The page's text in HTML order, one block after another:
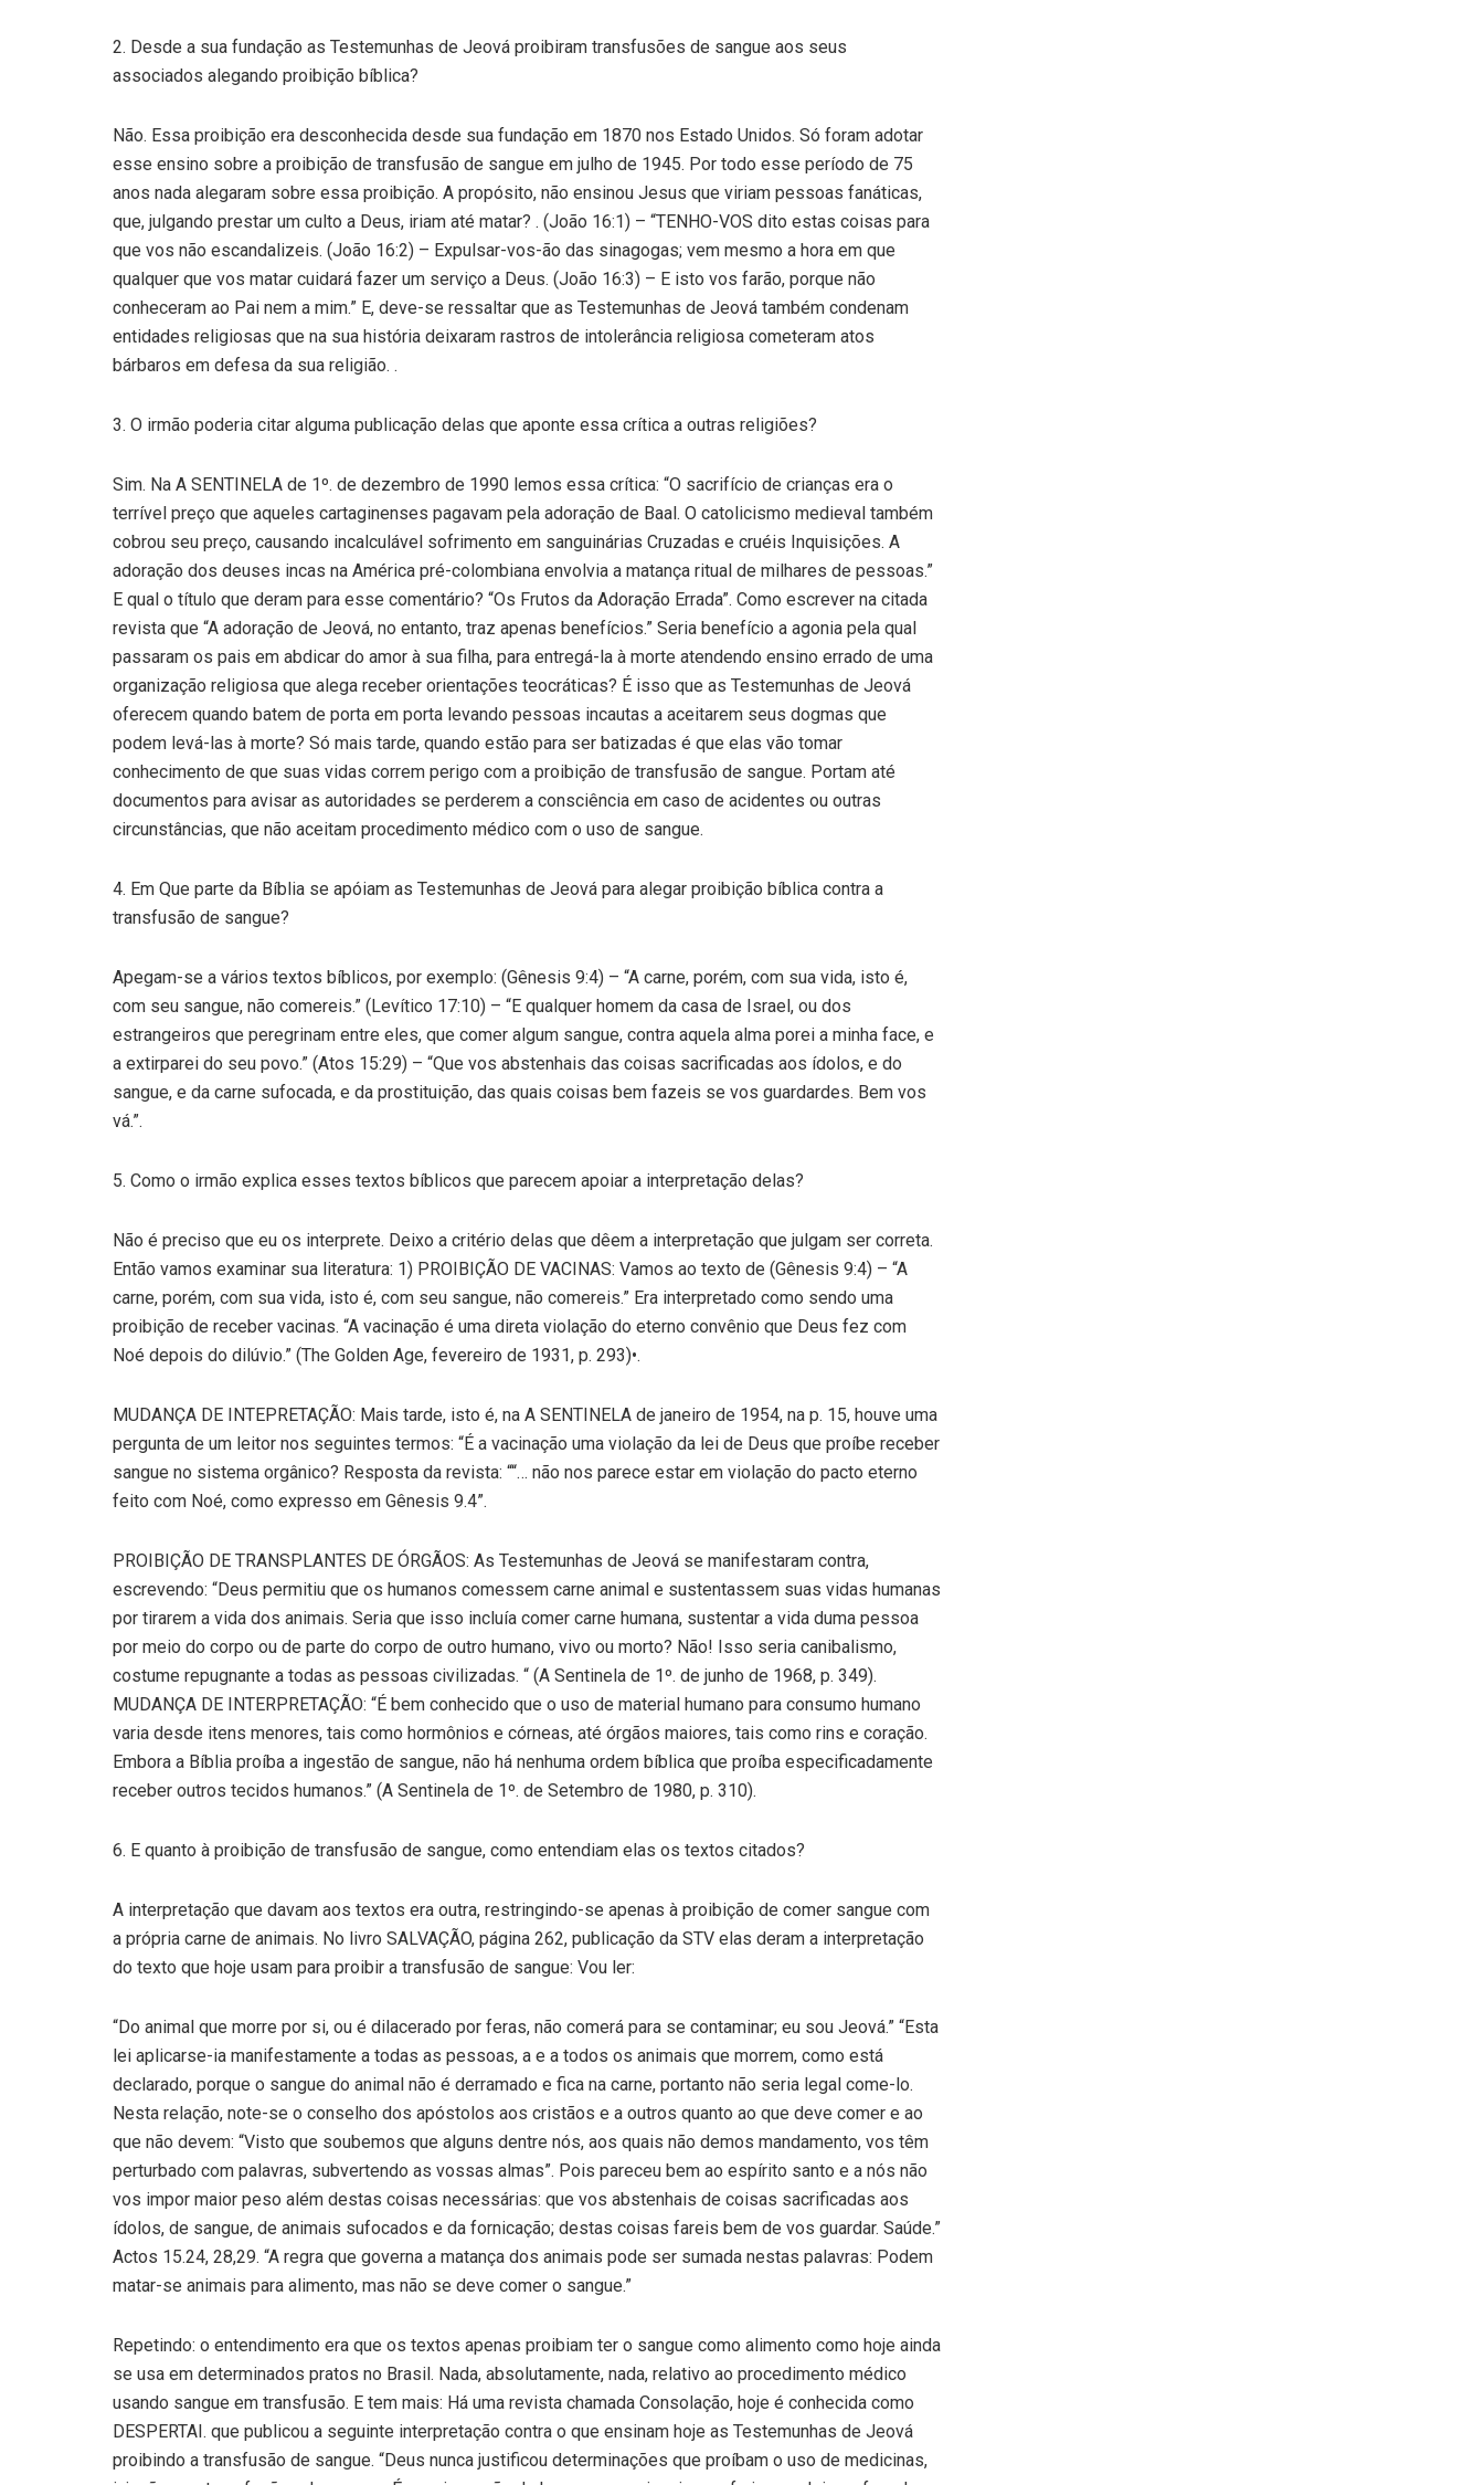
2. Desde a sua fundação as Testemunhas de Jeová proibiram transfusões de sangue aos seus
associados alegando proibição bíblica?
Não. Essa proibição era desconhecida desde sua fundação em 1870 nos Estado Unidos. Só foram adotar
esse ensino sobre a proibição de transfusão de sangue em julho de 1945. Por todo esse período de 75
anos nada alegaram sobre essa proibição. A propósito, não ensinou Jesus que viriam pessoas fanáticas,
que, julgando prestar um culto a Deus, iriam até matar? . (João 16:1) – “TENHO-VOS dito estas coisas para
que vos não escandalizeis. (João 16:2) – Expulsar-vos-ão das sinagogas; vem mesmo a hora em que
qualquer que vos matar cuidará fazer um serviço a Deus. (João 16:3) – E isto vos farão, porque não
conheceram ao Pai nem a mim.” E, deve-se ressaltar que as Testemunhas de Jeová também condenam
entidades religiosas que na sua história deixaram rastros de intolerância religiosa cometeram atos
bárbaros em defesa da sua religião. .
3. O irmão poderia citar alguma publicação delas que aponte essa crítica a outras religiões?
Sim. Na A SENTINELA de 1º. de dezembro de 1990 lemos essa crítica: “O sacrifício de crianças era o
terrível preço que aqueles cartaginenses pagavam pela adoração de Baal. O catolicismo medieval também
cobrou seu preço, causando incalculável sofrimento em sanguinárias Cruzadas e cruéis Inquisições. A
adoração dos deuses incas na América pré-colombiana envolvia a matança ritual de milhares de pessoas.”
E qual o título que deram para esse comentário? “Os Frutos da Adoração Errada”. Como escrever na citada
revista que “A adoração de Jeová, no entanto, traz apenas benefícios.” Seria benefício a agonia pela qual
passaram os pais em abdicar do amor à sua filha, para entregá-la à morte atendendo ensino errado de uma
organização religiosa que alega receber orientações teocráticas? É isso que as Testemunhas de Jeová
oferecem quando batem de porta em porta levando pessoas incautas a aceitarem seus dogmas que
podem levá-las à morte? Só mais tarde, quando estão para ser batizadas é que elas vão tomar
conhecimento de que suas vidas correm perigo com a proibição de transfusão de sangue. Portam até
documentos para avisar as autoridades se perderem a consciência em caso de acidentes ou outras
circunstâncias, que não aceitam procedimento médico com o uso de sangue.
4. Em Que parte da Bíblia se apóiam as Testemunhas de Jeová para alegar proibição bíblica contra a
transfusão de sangue?
Apegam-se a vários textos bíblicos, por exemplo: (Gênesis 9:4) – “A carne, porém, com sua vida, isto é,
com seu sangue, não comereis.” (Levítico 17:10) – “E qualquer homem da casa de Israel, ou dos
estrangeiros que peregrinam entre eles, que comer algum sangue, contra aquela alma porei a minha face, e
a extirparei do seu povo.” (Atos 15:29) – “Que vos abstenhais das coisas sacrificadas aos ídolos, e do
sangue, e da carne sufocada, e da prostituição, das quais coisas bem fazeis se vos guardardes. Bem vos
vá.”.
5. Como o irmão explica esses textos bíblicos que parecem apoiar a interpretação delas?
Não é preciso que eu os interprete. Deixo a critério delas que dêem a interpretação que julgam ser correta.
Então vamos examinar sua literatura: 1) PROIBIÇÃO DE VACINAS: Vamos ao texto de (Gênesis 9:4) – “A
carne, porém, com sua vida, isto é, com seu sangue, não comereis.” Era interpretado como sendo uma
proibição de receber vacinas. “A vacinação é uma direta violação do eterno convênio que Deus fez com
Noé depois do dilúvio.” (The Golden Age, fevereiro de 1931, p. 293)•.
MUDANÇA DE INTEPRETAÇÃO: Mais tarde, isto é, na A SENTINELA de janeiro de 1954, na p. 15, houve uma
pergunta de um leitor nos seguintes termos: “É a vacinação uma violação da lei de Deus que proíbe receber
sangue no sistema orgânico? Resposta da revista: ““… não nos parece estar em violação do pacto eterno
feito com Noé, como expresso em Gênesis 9.4”.
PROIBIÇÃO DE TRANSPLANTES DE ÓRGÃOS: As Testemunhas de Jeová se manifestaram contra,
escrevendo: “Deus permitiu que os humanos comessem carne animal e sustentassem suas vidas humanas
por tirarem a vida dos animais. Seria que isso incluía comer carne humana, sustentar a vida duma pessoa
por meio do corpo ou de parte do corpo de outro humano, vivo ou morto? Não! Isso seria canibalismo,
costume repugnante a todas as pessoas civilizadas. “ (A Sentinela de 1º. de junho de 1968, p. 349).
MUDANÇA DE INTERPRETAÇÃO: “É bem conhecido que o uso de material humano para consumo humano
varia desde itens menores, tais como hormônios e córneas, até órgãos maiores, tais como rins e coração.
Embora a Bíblia proíba a ingestão de sangue, não há nenhuma ordem bíblica que proíba especificadamente
receber outros tecidos humanos.” (A Sentinela de 1º. de Setembro de 1980, p. 310).
6. E quanto à proibição de transfusão de sangue, como entendiam elas os textos citados?
A interpretação que davam aos textos era outra, restringindo-se apenas à proibição de comer sangue com
a própria carne de animais. No livro SALVAÇÃO, página 262, publicação da STV elas deram a interpretação
do texto que hoje usam para proibir a transfusão de sangue: Vou ler:
“Do animal que morre por si, ou é dilacerado por feras, não comerá para se contaminar; eu sou Jeová.” “Esta
lei aplicarse-ia manifestamente a todas as pessoas, a e a todos os animais que morrem, como está
declarado, porque o sangue do animal não é derramado e fica na carne, portanto não seria legal come-lo.
Nesta relação, note-se o conselho dos apóstolos aos cristãos e a outros quanto ao que deve comer e ao
que não devem: “Visto que soubemos que alguns dentre nós, aos quais não demos mandamento, vos têm
perturbado com palavras, subvertendo as vossas almas”. Pois pareceu bem ao espírito santo e a nós não
vos impor maior peso além destas coisas necessárias: que vos abstenhais de coisas sacrificadas aos
ídolos, de sangue, de animais sufocados e da fornicação; destas coisas fareis bem de vos guardar. Saúde.”
Actos 15.24, 28,29. “A regra que governa a matança dos animais pode ser sumada nestas palavras: Podem
matar-se animais para alimento, mas não se deve comer o sangue.”
Repetindo: o entendimento era que os textos apenas proibiam ter o sangue como alimento como hoje ainda
se usa em determinados pratos no Brasil. Nada, absolutamente, nada, relativo ao procedimento médico
usando sangue em transfusão. E tem mais: Há uma revista chamada Consolação, hoje é conhecida como
DESPERTAI. que publicou a seguinte interpretação contra o que ensinam hoje as Testemunhas de Jeová
proibindo a transfusão de sangue. “Deus nunca justificou determinações que proíbam o uso de medicinas,